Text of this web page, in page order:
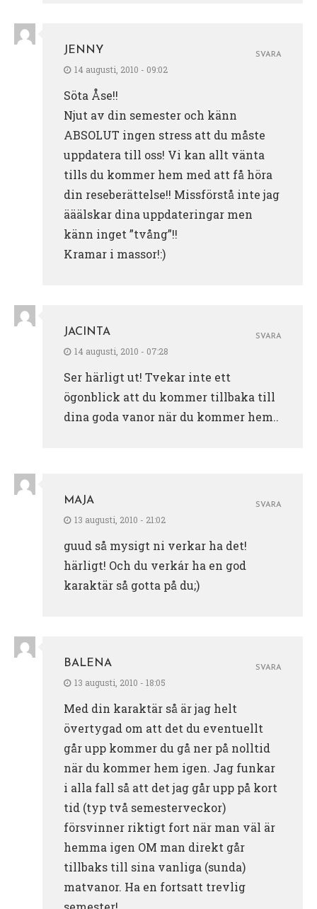
JENNY
14 augusti, 2010 - 09:02
Söta Åse!!
Njut av din semester och känn
ABSOLUT ingen stress att du måste
uppdatera till oss! Vi kan allt vänta
tills du kommer hem med att få höra
din reseberättelse!! Missförstå inte jag
ääälskar dina uppdateringar men
känn inget ”tvång”!!
Kramar i massor!:)
SVARA
JACINTA
14 augusti, 2010 - 07:28
Ser härligt ut! Tvekar inte ett
ögonblick att du kommer tillbaka till
dina goda vanor när du kommer hem..
SVARA
MAJA
13 augusti, 2010 - 21:02
guud så mysigt ni verkar ha det!
härligt! Och du verkár ha en god
karaktär så gotta på du;)
SVARA
BALENA
13 augusti, 2010 - 18:05
Med din karaktär så är jag helt
övertygad om att det du eventuellt
går upp kommer du gå ner på nolltid
när du kommer hem igen. Jag funkar
i alla fall så att det jag går upp på kort
tid (typ två semesterveckor)
försvinner riktigt fort när man väl är
hemma igen OM man direkt går
tillbaks till sina vanliga (sunda)
matvanor. Ha en fortsatt trevlig
SVARA